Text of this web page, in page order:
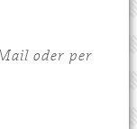
oder per